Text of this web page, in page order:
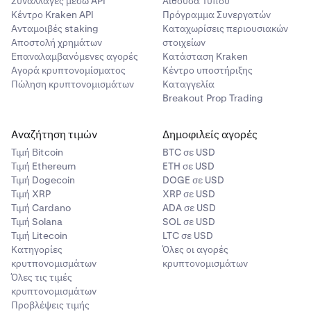
αντίθεση με το Multi-M, όπου η μη-USD εξασφάλιση
υπόκειται σε περικοπές).
έχουν περιθώριο ανεξάρτητα.
χρηματοδότησης Perpetual μπορούν σταδιακά να
διαβρώσουν την αξία του χαρτοφυλακίου σας. Σε
συνδυασμό με τις αλλαγές premium στο σκέλος Fixed,
αυτό μπορεί να προκαλέσει ρευστοποίηση.
Για περισσότερες πληροφορίες σχετικά με τις
ρευστοποιήσεις, ανατρέξτε στιςΣυχνές Ερωτήσεις για τις
ρευστοποιήσεις Multi-M, ανατρέξτε στοMargining &
Liquidations - Multi-M Derivatives
ενόςStop Loss όταν ανοίγετε μια θέση ορίζει ένα
προκαθορισμένο σημείο εξόδου, περιορίζοντας την
απώλειά σας πριν φτάσει η ρευστοποίηση.
• Διατηρήστε τα κεφάλαια στο σωστό πορτοφόλι.
πορτοφόλια Coin-M είναι ειδικά για συγκεκριμένα
περιουσιακά στοιχεία. Βεβαιωθείτε ότι η εξασφάλισή
σας βρίσκεται στο σωστό πορτοφόλι για τα
βρίσκονται στο πορτοφόλι σας BTC δεν
προστατεύουν τις θέσεις σας ETH.
Κέντρο Kraken API
Ανταμοιβές staking
Αποστολή χρημάτων
Επαναλαμβανόμενες αγορές
Αγορά κρυπτονομίσματος
Πώληση κρυπτονομισμάτων
Πρόγραμμα Συνεργατών
Καταχωρίσεις περιουσιακών
στοιχείων
Κατάσταση Kraken
Κέντρο υποστήριξης
Καταγγελία
Breakout Prop Trading
Αναζήτηση τιμών
Τιμή Βitcoin
Τιμή Ethereum
Τιμή Dogecoin
Τιμή XRP
Τιμή Cardano
Τιμή Solana
Τιμή Litecoin
Κατηγορίες
κρυτπονομισμάτων
Όλες τις τιμές
κρυπτονομισμάτων
Προβλέψεις τιμής
Δημοφιλείς αγορές
BTC σε USD
ETH σε USD
DOGE σε USD
XRP σε USD
ADA σε USD
SOL σε USD
LTC σε USD
Όλες οι αγορές
κρυπτονομισμάτων